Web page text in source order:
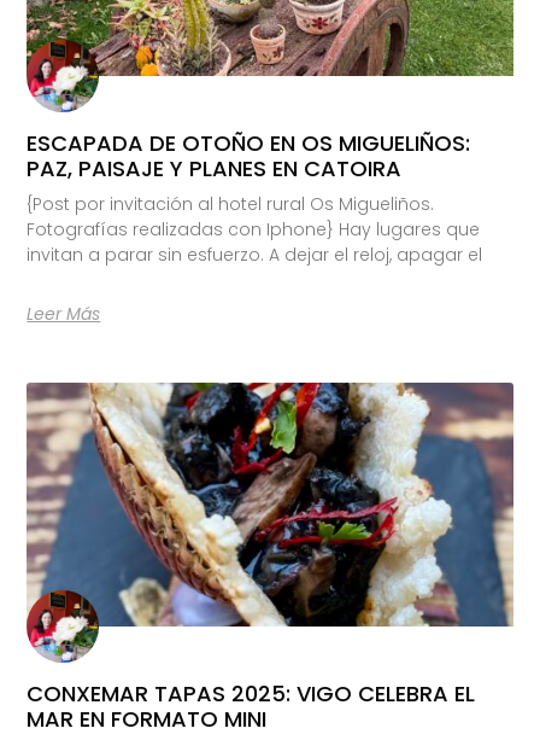
ESCAPADA DE OTOÑO EN OS MIGUELIÑOS:
PAZ, PAISAJE Y PLANES EN CATOIRA
{Post por invitación al hotel rural Os Migueliños.
Fotografías realizadas con Iphone} Hay lugares que
invitan a parar sin esfuerzo. A dejar el reloj, apagar el
Leer Más
CONXEMAR TAPAS 2025: VIGO CELEBRA EL
MAR EN FORMATO MINI